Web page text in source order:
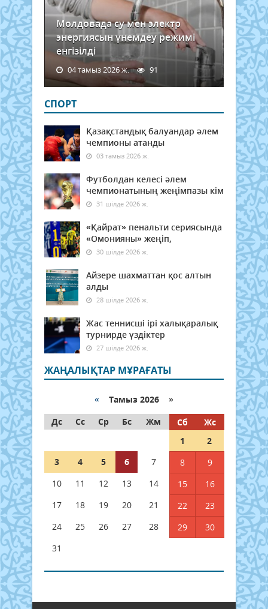
Молдовада су мен электр
энергиясын үнемдеу режимі
енгізілді
04 тамыз 2026 ж. 91
СПОРТ
Қазақстандық балуандар әлем
чемпионы атанды
03 тамыз 2026 ж.
Футболдан келесі әлем
чемпионатының жеңімпазы кім
31 шілде 2026 ж.
«Қайрат» пенальти сериясында
«Омонияны» жеңіп,
30 шілде 2026 ж.
Айзере шахматтан қос алтын
алды
28 шілде 2026 ж.
Жас теннисші ірі халықаралық
турнирде үздіктер
27 шілде 2026 ж.
ЖАҢАЛЫҚТАР МҰРАҒАТЫ
« Тамыз 2026 »
Дс
Сс Ср Бс Жм Сб
Жс
1
2
3
4 5 6 7 8
9
10
11 12 13 14 15
16
17
18 19 20 21 22
23
24
25 26 27 28 29
30
31